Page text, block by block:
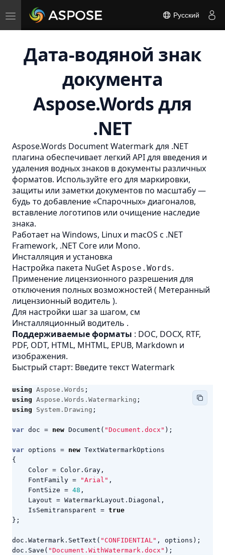
Toggle
navigation
Русский
Дата-водяной знак
документа
Aspose.Words для
.NET
Aspose.Words Document Watermark для .NET
плагина обеспечивает легкий API для введения и
удаления водных знаков в документы различных
форматов. Используйте его для маркировки,
защиты или заметки документов по масштабу —
будь то добавление «Спарочных» диагоналов,
вставление логотипов или очищение наследие
знака.
Работает на Windows, Linux и macOS с .NET
Framework, .NET Core или Mono.
Инсталляция и установка
Настройка пакета NuGet Aspose.Words.
Применение лицензионного разрешения для
отключения полных возможностей ( Метеранный
лицензионный водитель ).
Для настройки шаг за шагом, см
Инсталляционный водитель .
Поддерживаемые форматы : DOC, DOCX, RTF,
PDF, ODT, HTML, MHTML, EPUB, Markdown и
изображения.
Быстрый старт: Введите текст Watermark
using Aspose.Words ;
using Aspose.Words.Watermarking ;
using
System.Drawing ;
var doc = new Document ( "Document.docx" );
var options = new TextWatermarkOptions
{
Color = Color . Gray ,
FontFamily = "Arial" ,
FontSize = 48 ,
Layout = WatermarkLayout . Diagonal ,
IsSemitransparent = true
};
doc . Watermark . SetText ( "CONFIDENTIAL" , options );
doc . Save ( "Document.WithWatermark.docx" );